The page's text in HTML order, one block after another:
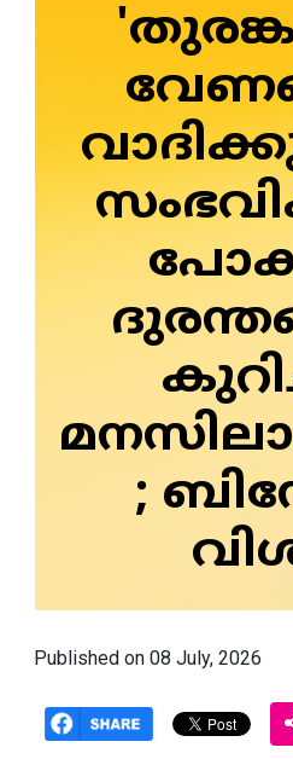
;
Published on 08 July, 2026